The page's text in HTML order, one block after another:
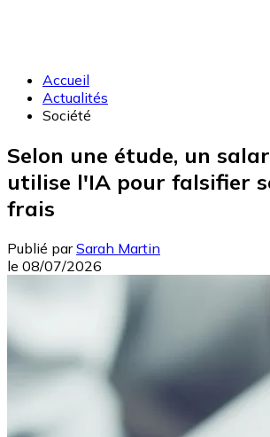
Accueil
Actualités
Société
Selon une étude, un
utilise l'IA pour falsifier
frais
Publié par Sarah Martin
le 08/07/2026